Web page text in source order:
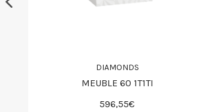
DIAMONDS
MEUBLE 60 1T1TI
596,55€